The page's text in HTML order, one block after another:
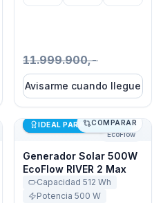
11.999.900,-
Avisarme cuando llegue
DELTA 3 1000 Air
Generador Solar 500W
EcoFlow
Últimas unidades
IDEAL PARA STARLINK
COMPARAR
Generador Solar 500W
EcoFlow RIVER 2 Max
Capacidad 512 Wh
Potencia 500 W